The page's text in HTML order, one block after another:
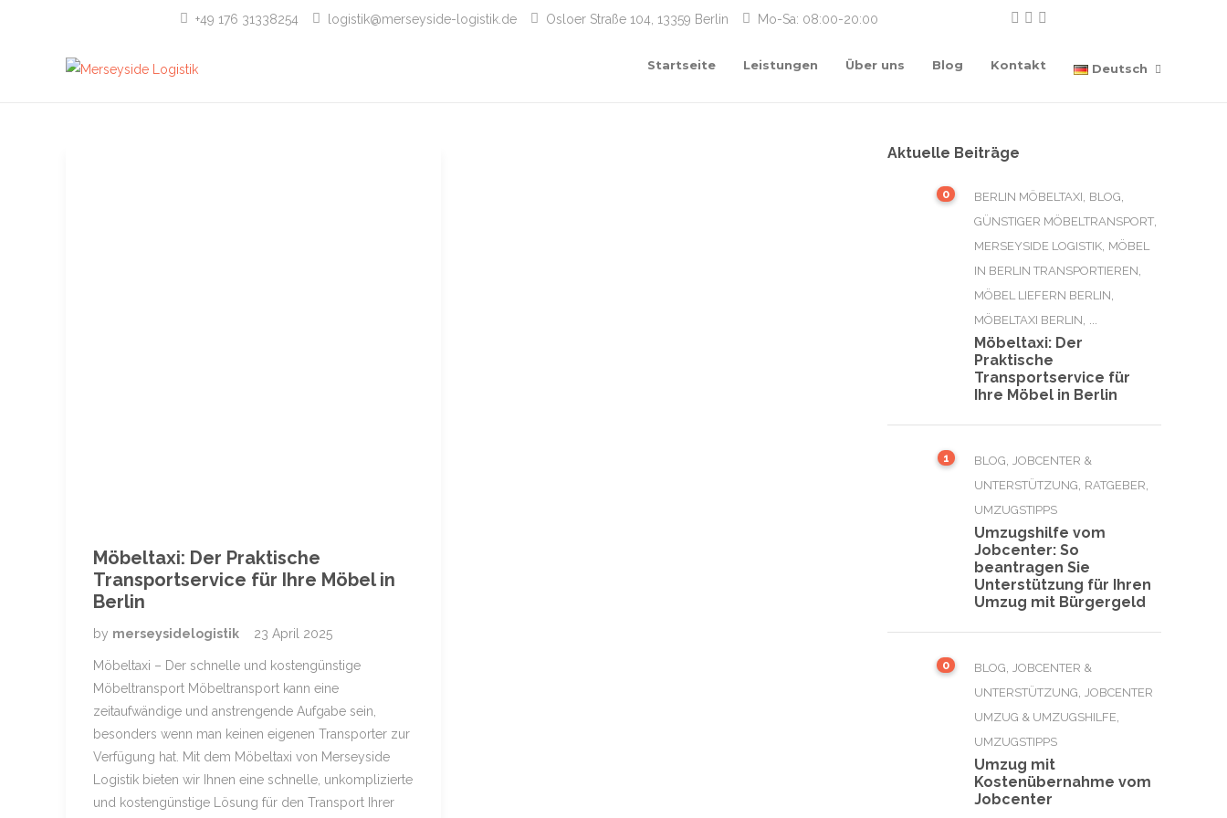
+49 176 31338254 logistik@merseyside-logistik.de Osloer Straße 104, 13359 Berlin Mo-Sa: 08:00-20:00
Startseite Leistungen Über uns Blog Kontakt Deutsch
Möbeltaxi: Der Praktische
Transportservice für Ihre Möbel in
Berlin
by merseysidelogistik 23 April 2025
Möbeltaxi – Der schnelle und kostengünstige
Möbeltransport Möbeltransport kann eine
zeitaufwändige und anstrengende Aufgabe sein,
besonders wenn man keinen eigenen Transporter zur
Verfügung hat. Mit dem Möbeltaxi von Merseyside
Logistik bieten wir Ihnen eine schnelle, unkomplizierte
und kostengünstige Lösung für den Transport Ihrer
Aktuelle Beiträge
0 BERLIN MÖBELTAXI BLOG
GÜNSTIGER MÖBELTRANSPORT
MERSEYSIDE LOGISTIK MÖBEL
IN BERLIN TRANSPORTIEREN
MÖBEL LIEFERN BERLIN
MÖBELTAXI BERLIN
Möbeltaxi: Der
Praktische
Transportservice für
Ihre Möbel in Berlin
1 BLOG JOBCENTER &
UNTERSTÜTZUNG RATGEBER
UMZUGSTIPPS
Umzugshilfe vom
Jobcenter: So
beantragen Sie
Unterstützung für Ihren
Umzug mit Bürgergeld
0 BLOG JOBCENTER &
UNTERSTÜTZUNG JOBCENTER
UMZUG & UMZUGSHILFE
UMZUGSTIPPS
Umzug mit
Kostenübernahme vom
Jobcenter